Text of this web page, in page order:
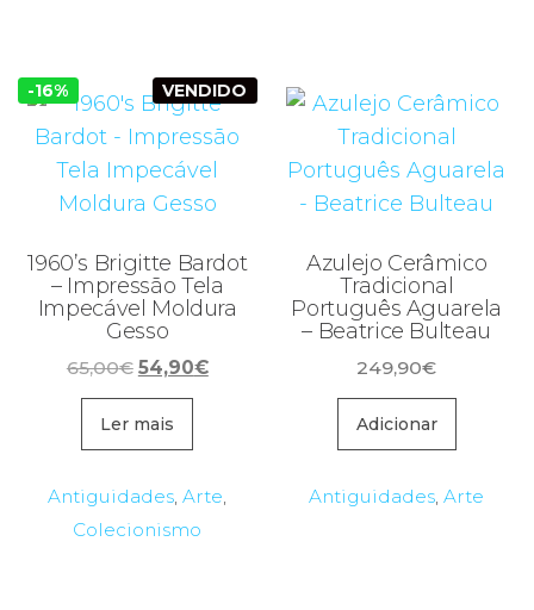
-16% VENDIDO
1960’s Brigitte Bardot
– Impressão Tela
Impecável Moldura
Gesso
65,00€ O
preço
original
era:
54,90€O
Ler mais
Antiguidades,Arte,
Colecionismo
Azulejo Cerâmico
Tradicional
Português Aguarela
– Beatrice Bulteau
249,90€
Adicionar
Antiguidades,Arte